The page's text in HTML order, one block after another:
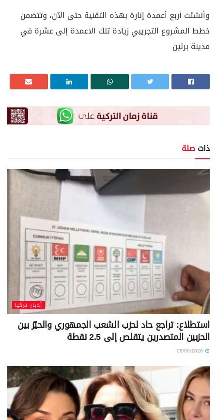
وأنشئت أربع أعمدة إنارة بهذه التقنية حتى الآن، وتتضمن
خطط المشروع التجريبي زيادة تلك الاعمدة إلى عشرة في
مدينة برلين
ذات صلة
أخبار تركيا
استطلاع: تراجع حاد لحزب الشعب الجمهوري والحيّز بين
الحزبين المتصدرين يتقلص إلى 2.5 نقطة